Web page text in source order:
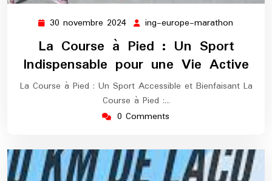
30 novembre 2024 30
novembre
2024
ing-europe-marathon
marathon
La Course à Pied : Un Sport
Indispensable pour une Vie Active
La Course à Pied : Un Sport Accessible et Bienfaisant La
Course à Pied :…
0 Comments